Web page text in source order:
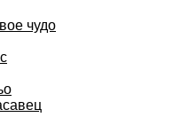
чудо